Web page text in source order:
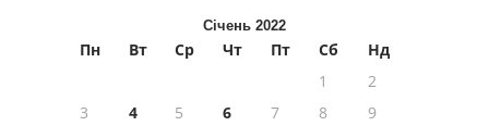
Січень 2022
Пн Вт Ср Чт Пт Сб
Нд
1
2
3
4 5 6 7 8
9